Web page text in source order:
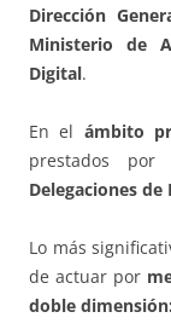
Dirección
Ministerio de
Digital.
En el ámbito
prestados por
Delegaciones
Lo más
de actuar por
doble dimensión: